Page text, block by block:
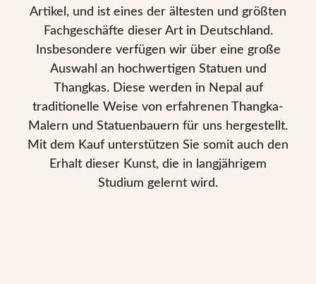
Artikel, und ist eines der ältesten und größten
Fachgeschäfte dieser Art in Deutschland.
Insbesondere verfügen wir über eine große
Auswahl an hochwertigen Statuen und
Thangkas. Diese werden in Nepal auf
traditionelle Weise von erfahrenen Thangka-
Malern und Statuenbauern für uns hergestellt.
Mit dem Kauf unterstützen Sie somit auch den
Erhalt dieser Kunst, die in langjährigem
Studium gelernt wird.